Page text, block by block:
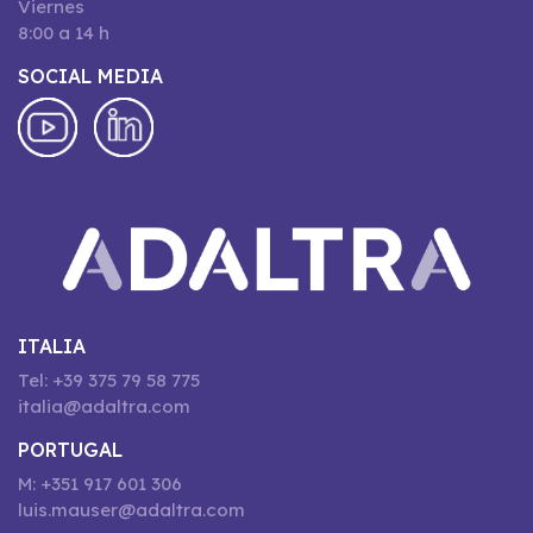
Viernes
8:00 a 14 h
SOCIAL MEDIA
ITALIA
Tel: +39 375 79 58 775
italia@adaltra.com
PORTUGAL
M: +351 917 601 306
luis.mauser@adaltra.com